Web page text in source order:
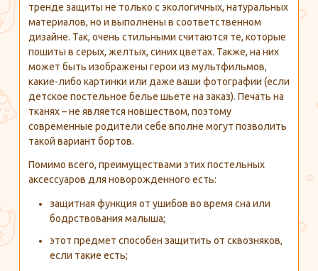
тренде защиты не только с экологичных, натуральных
материалов, но и выполнены в соответственном
дизайне. Так, очень стильными считаются те, которые
пошиты в серых, желтых, синих цветах. Также, на них
может быть изображены герои из мультфильмов,
какие-либо картинки или даже ваши фотографии (если
детское постельное белье шьете на заказ). Печать на
тканях – не является новшеством, поэтому
современные родители себе вполне могут позволить
такой вариант бортов.
Помимо всего, преимуществами этих постельных
аксессуаров для новорожденного есть:
защитная функция от ушибов во время сна или
бодрствования малыша;
этот предмет способен защитить от сквозняков,
если такие есть;